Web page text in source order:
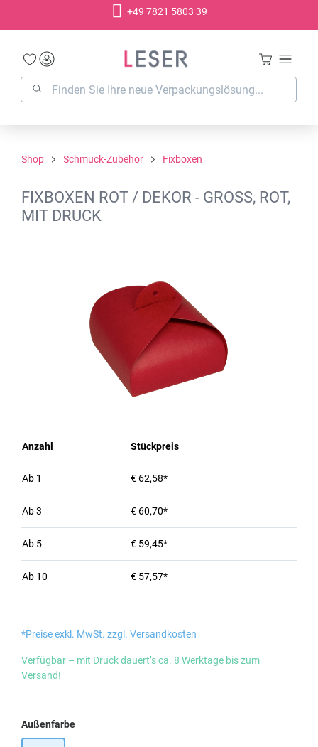
+49 7821 5803 39
Shop Schmuck-Zubehör Fixboxen
FIXBOXEN ROT / DEKOR - GROSS, ROT, M
IT DRUCK
Anzahl Stückpreis
Ab 1 € 62,58*
Ab3 € 60,70*
Ab 5 € 59,45*
Ab 10 € 57,57*
*Preise exkl. MwSt. zzgl. Versandkosten
Verfügbar – mit Druck dauert’s ca. 8 Werktage bis zum
Versand!
Außenfarbeauswählen